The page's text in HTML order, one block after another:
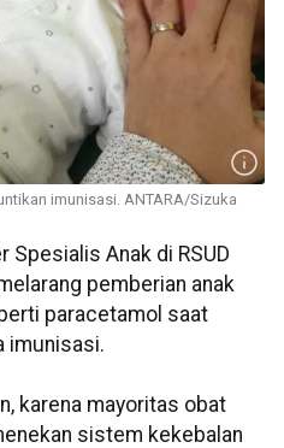
imunisasi. ANTARA/Sizuka
Spesialis Anak di RSUD
pemberian anak
paracetamol saat
imunisasi.
karena mayoritas obat
sistem kekebalan